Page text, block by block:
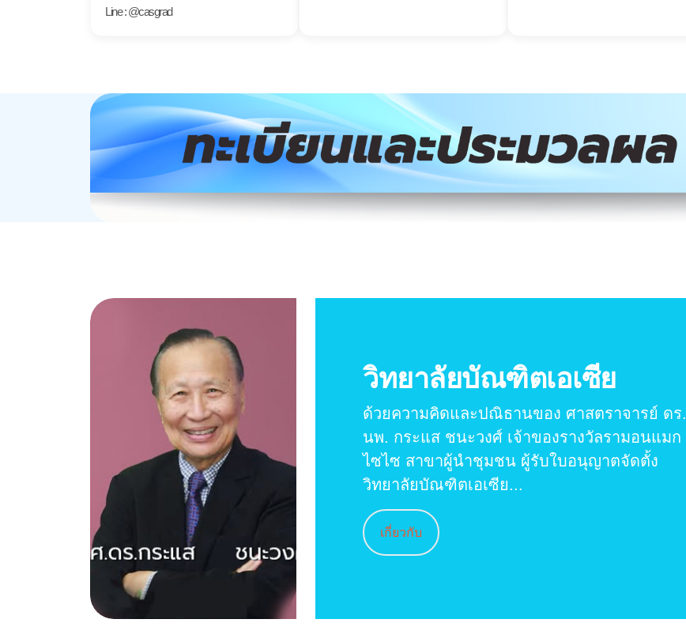
Line : @casgrad
วิทยาลัยบัณฑิตเอเซีย
ด้วยความคิดและปณิธานของ ศาสตราจารย์ ดร.
นพ. กระแส ชนะวงศ์ เจ้าของรางวัลรามอนแมก
ไซไซ สาขาผู้นำชุมชน ผู้รับใบอนุญาตจัดตั้ง
วิทยาลัยบัณฑิตเอเซีย...